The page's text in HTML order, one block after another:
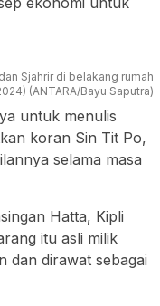
Sjahrir di belakang rumah
(ANTARA/Bayu Saputra)
untuk menulis
koran Sin Tit Po,
selama masa
Hatta, Kipli
itu asli milik
dan dirawat sebagai